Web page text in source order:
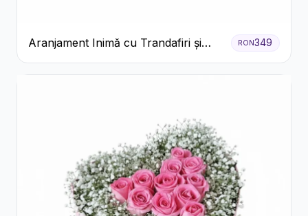
Aranjament Inimă cu Trandafiri și
Praline Ferrero
RON349